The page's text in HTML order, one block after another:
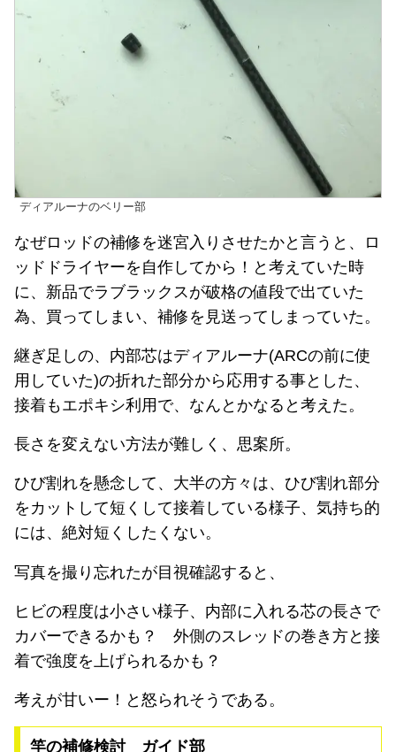
ディアルーナのベリー部
なぜロッドの補修を迷宮入りさせたかと言うと、ロ
ッドドライヤーを自作してから！と考えていた時
に、新品でラブラックスが破格の値段で出ていた
為、買ってしまい、補修を見送ってしまっていた。
継ぎ足しの、内部芯はディアルーナ(ARCの前に使
用していた)の折れた部分から応用する事とした、
接着もエポキシ利用で、なんとかなると考えた。
長さを変えない方法が難しく、思案所。
ひび割れを懸念して、大半の方々は、ひび割れ部分
をカットして短くして接着している様子、気持ち的
には、絶対短くしたくない。
写真を撮り忘れたが目視確認すると、
ヒビの程度は小さい様子、内部に入れる芯の長さで
カバーできるかも？ 外側のスレッドの巻き方と接
着で強度を上げられるかも？
考えが甘いー！と怒られそうである。
竿の補修検討 ガイド部